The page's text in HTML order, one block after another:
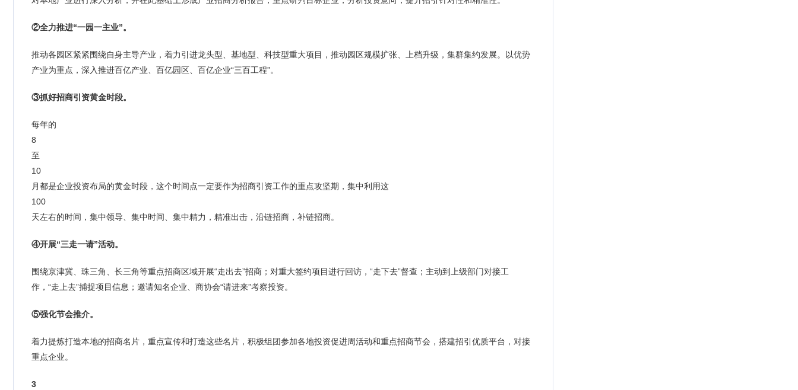
②全力推进“一园一主业”。
推动各园区紧紧围绕自身主导产业，着力引进龙头型、基地型、科技型重大项目，推动园区规模扩张、上档升级，集群集约发展。以优势
产业为重点，深入推进百亿产业、百亿园区、百亿企业“三百工程”。
③抓好招商引资黄金时段。
每年的
8
至
10
月都是企业投资布局的黄金时段，这个时间点一定要作为招商引资工作的重点攻坚期，集中利用这
100
天左右的时间，集中领导、集中时间、集中精力，精准出击，沿链招商，补链招商。
④开展“三走一请”活动。
围绕京津冀、珠三角、长三角等重点招商区域开展“走出去”招商；对重大签约项目进行回访，“走下去”督查；主动到上级部门对接工
作，“走上去”捕捉项目信息；邀请知名企业、商协会“请进来”考察投资。
⑤强化节会推介。
着力提炼打造本地的招商名片，重点宣传和打造这些名片，积极组团参加各地投资促进周活动和重点招商节会，搭建招引优质平台，对接
重点企业。
3